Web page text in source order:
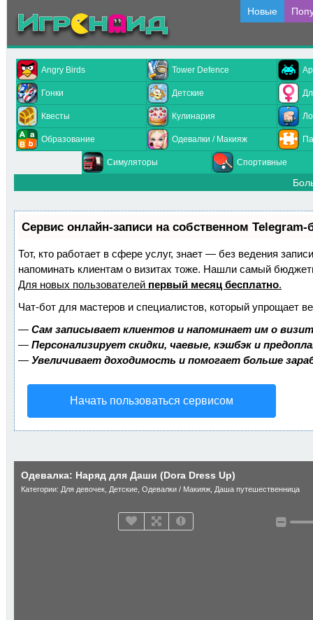
Новые
Angry Birds Tower Defence
Гонки Детские
Квесты Кулинария
Образование Одевалки / Макияж
Симуляторы Спортивные
Сервис онлайн-записи на собственном Telegram-
Тот, кто работает в сфере услуг, знает — без ведения
напоминать клиентам о визитах тоже. Нашли самый
Для новых пользователей первый месяц бесплатно.
Чат-бот для мастеров и специалистов, который упрощает
— Сам записывает клиентов и напоминает им о
— Персонализирует скидки, чаевые, кэшбэк и
— Увеличивает доходимость и помогает больше
Начать пользоваться сервисом
Одевалка: Наряд для Даши (Dora Dress Up)
Категории: Для девочек Детские Одевалки / Макияж Даша путешественница